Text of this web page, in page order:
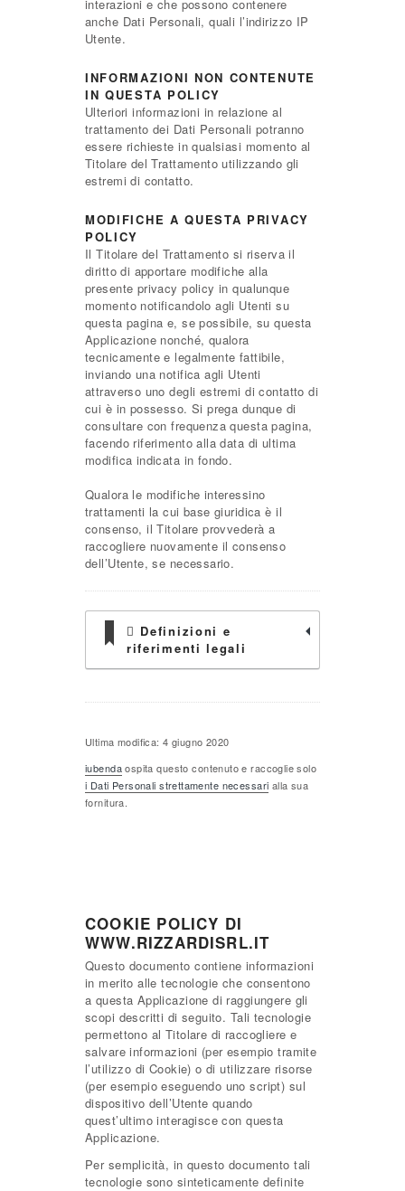
interazioni e che possono contenere
anche Dati Personali, quali l’indirizzo IP
Utente.
INFORMAZIONI NON CONTENUTE
IN QUESTA POLICY
Ulteriori informazioni in relazione al
trattamento dei Dati Personali potranno
essere richieste in qualsiasi momento al
Titolare del Trattamento utilizzando gli
estremi di contatto.
MODIFICHE A QUESTA PRIVACY
POLICY
Il Titolare del Trattamento si riserva il
diritto di apportare modifiche alla
presente privacy policy in qualunque
momento notificandolo agli Utenti su
questa pagina e, se possibile, su questa
Applicazione nonché, qualora
tecnicamente e legalmente fattibile,
inviando una notifica agli Utenti
attraverso uno degli estremi di contatto di
cui è in possesso. Si prega dunque di
consultare con frequenza questa pagina,
facendo riferimento alla data di ultima
modifica indicata in fondo.
Qualora le modifiche interessino
trattamenti la cui base giuridica è il
consenso, il Titolare provvederà a
raccogliere nuovamente il consenso
dell’Utente, se necessario.
Definizioni e
riferimenti legali
Ultima modifica: 4 giugno 2020
iubendaospita questo contenuto e raccoglie solo
i Dati Personali strettamente necessari alla sua
fornitura.
COOKIE POLICY DI
WWW.RIZZARDISRL.IT
Questo documento contiene informazioni
in merito alle tecnologie che consentono
a questa Applicazione di raggiungere gli
scopi descritti di seguito. Tali tecnologie
permettono al Titolare di raccogliere e
salvare informazioni (per esempio tramite
l’utilizzo di Cookie) o di utilizzare risorse
(per esempio eseguendo uno script) sul
dispositivo dell’Utente quando
quest’ultimo interagisce con questa
Applicazione.
Per semplicità, in questo documento tali
tecnologie sono sinteticamente definite